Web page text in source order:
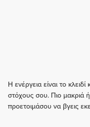
Η ενέργεια είναι το
στόχους σου. Πιο μακριά
προετοιμάσου να βγεις